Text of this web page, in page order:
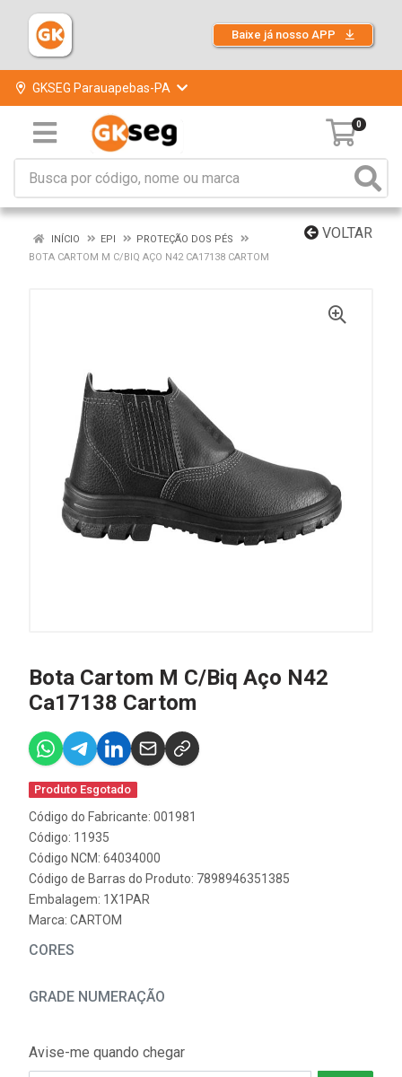
Baixe já nosso APP
GKSEG Parauapebas-PA
0
VOLTAR
INÍCIO EPI
PROTEÇÃO DOS PÉS
BOTA CARTOM M C/BIQ AÇO N42 CA17138 CARTOM
Bota Cartom M C/Biq Aço N42
Ca17138 Cartom
Produto Esgotado
Código do Fabricante: 001981
Código: 11935
Código NCM: 64034000
Código de Barras do Produto: 7898946351385
Embalagem: 1X1PAR
Marca: CARTOM
CORES
GRADE NUMERAÇÃO
Avise-me quando chegar